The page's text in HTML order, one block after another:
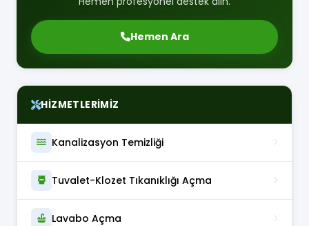
Hemen Ara
HIZMETLERIMIZ
Kanalizasyon Temizliği
Tuvalet-Klozet Tıkanıklığı Açma
Lavabo Açma